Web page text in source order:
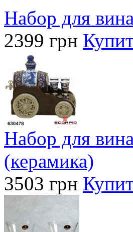
Набор для
2399 грн
Набор для
(керамика)
3503 грн